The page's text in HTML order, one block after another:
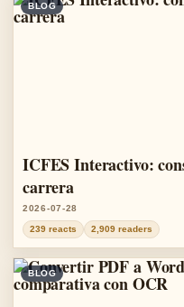
BLOG
ICFES Interactivo:
carrera
2026-07-28
239 reacts 2,909 readers
BLOG